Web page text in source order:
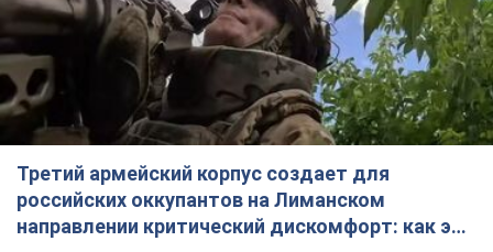
Третий армейский корпус создает для
российских оккупантов на Лиманском
направлении критический дискомфорт: как это